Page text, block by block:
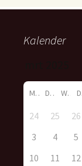
Kalender
M D W
24 25 26
3
4 5
10
11 12